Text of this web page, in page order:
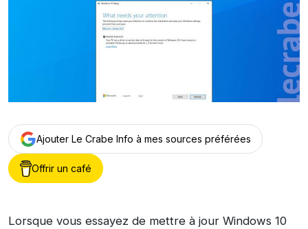
Ajouter Le Crabe Info à mes sources préférées
Offrir un café
Lorsque vous essayez de mettre à jour Windows 10